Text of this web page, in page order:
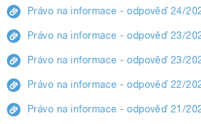
Právo na informace - odpověď 24/
Právo na informace - odpověď 23/
Právo na informace - odpověď 23/
Právo na informace - odpověď 22/
Právo na informace - odpověď 21/